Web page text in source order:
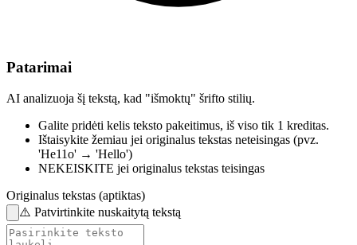
Patarimai
AI analizuoja šį tekstą, kad "išmoktų" šrifto stilių.
Galite pridėti kelis teksto pakeitimus, iš viso tik 1 kreditas.
Ištaisykite žemiau jei originalus tekstas neteisingas (pvz.
'He11o' → 'Hello')
NEKEISKITE jei originalus tekstas teisingas
Originalus tekstas (aptiktas)
⚠️ Patvirtinkite nuskaitytą tekstą